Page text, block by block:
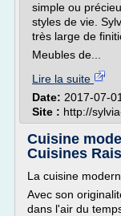
simple ou
styles de vie.
très large de
Meubles de...
Lire la suite
Date: 2017-07-
Site : http://
Cuisine
Cuisines
La cuisine
Avec son
dans l'air du